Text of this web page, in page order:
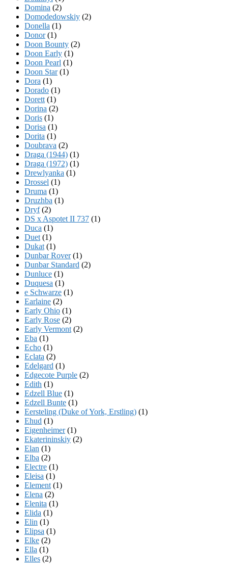
Domina (2)
Domodedowskiy (2)
Donella (1)
Donor(1)
Doon Bounty (2)
Doon Early (1)
Doon Pearl (1)
Doon Star(1)
Dora (1)
Dorado (1)
Dorett (1)
Dorina (2)
Doris (1)
Dorisa (1)
Dorita (1)
Doubrava (2)
Draga (1944) (1)
Draga (1972) (1)
Drewlyanka (1)
Drossel (1)
Druma (1)
Druzhba (1)
Dryf(2)
DS x Aspotet II 737 (1)
Duca (1)
Duet (1)
Dukat (1)
Dunbar Rover(1)
Dunbar Standard (2)
Dunluce (1)
Duquesa (1)
e Schwarze (1)
Earlaine (2)
Early Ohio (1)
Early Rose (2)
Early Vermont (2)
Eba (1)
Echo (1)
Eclata (2)
Edelgard (1)
Edgecote Purple (2)
Edith (1)
Edzell Blue (1)
Edzell Bunte (1)
Eersteling (Duke of York, Erstling) (1)
Ehud (1)
Eigenheimer(1)
Ekaterininskiy (2)
Elan (1)
Elba (2)
Electre (1)
Eleisa (1)
Element (1)
Elena (2)
Elenita (1)
Elida (1)
Elin (1)
Elipsa (1)
Elke (2)
Ella (1)
Elles (2)